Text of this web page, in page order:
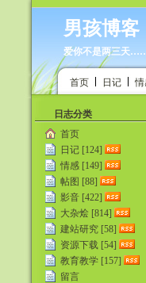
男孩博客
爱你不是两三天
首页 日记
日志分类
首页
日记 [124]
情感 [149]
帖图 [88]
影音 [422]
大杂烩 [814]
建站研究 [58]
资源下载 [54]
教育教学 [157]
留言